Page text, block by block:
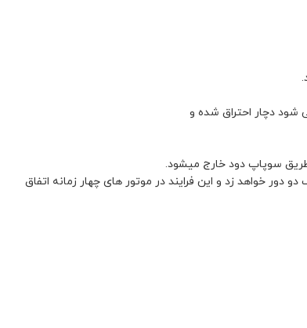
شود دچار احتراق شده و
طریق سوپاپ دود خارج میشود.
خواهد زد و این فرایند در موتور های چهار زمانه اتفاق